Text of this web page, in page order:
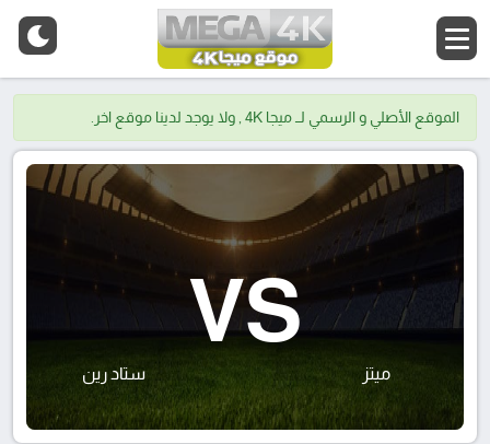
الموقع الأصلي و الرسمي لــ ميجا 4K , ولا يوجد لدينا موقع اخر.
ميتز
VS
ستاد رين